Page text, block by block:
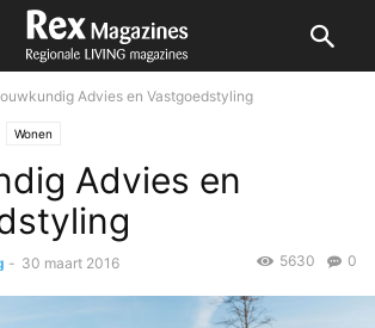
Advies en Vastgoedstyling
Wonen
Advies en
- 30 maart 2016 0
5630